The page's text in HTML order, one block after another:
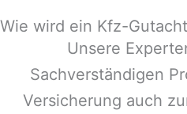
Wie wird ein Kfz-
Unsere
Sachverständigen
Versicherung auch